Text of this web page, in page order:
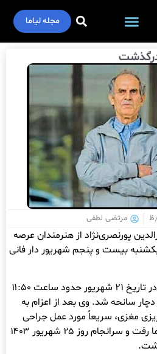
مجله لیاما
درگذشت
مرتضی لطفی
پورنصری‌نژاد از هنرمندان عرصه
بیست و پنجم شهریور دار فانی
به گزارش مهر، پورنصری‌نژاد در تاریخ ۲۱ شهریور حدود ساعت ۱۱:۵۰
دچار سانحه شد. وی بعد از اعزام به
مغزی، سریعاً مورد عمل جراحی
قرار گرفت اما متاسفانه به کما رفت و سرانجام روز ۲۵ شهریور ۱۴۰۳